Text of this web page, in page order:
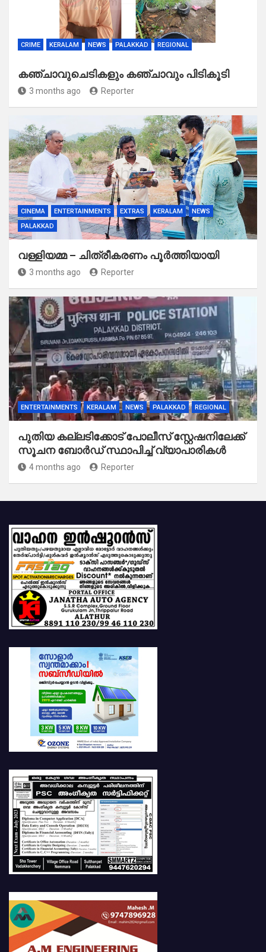
CRIME KERALAM NEWS PALAKKAD REGIONAL
കഞ്ചാവുചെടികളും കഞ്ചാവും പിടികൂടി
3 months ago Reporter
CINEMA ENTERTAINMENTS EXTRAS KERALAM
NEWS
PALAKKAD
വള്ളിയമ്മ – ചിത്രീകരണം പൂർത്തിയായി
3 months ago Reporter
ENTERTAINMENTS KERALAM NEWS PALAKKAD REGIONAL
പുതിയ കല്ലടിക്കോട് പോലീസ് സ്റ്റേഷനിലേക്ക്
സൂചന ബോർഡ് സ്ഥാപിച്ച് വ്യാപാരികൾ
4 months ago Reporter